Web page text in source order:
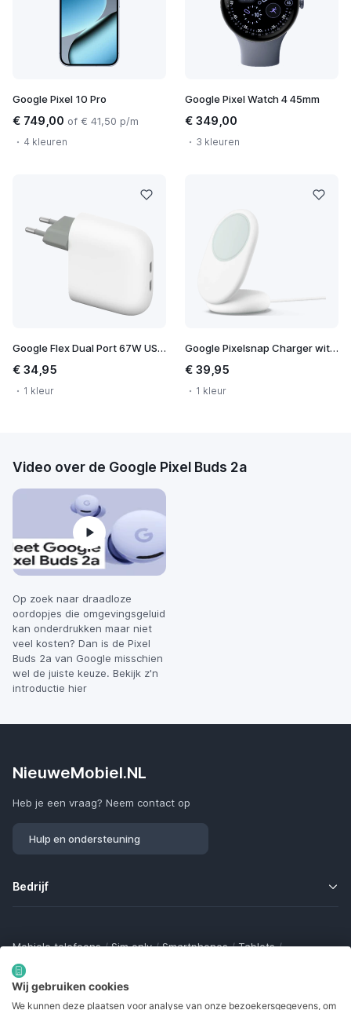
Google Pixel 10 Pro
€ 749,00 of € 41,50 p/m
4 kleuren
Google Pixel Watch 4 45mm
€ 349,00
3 kleuren
Google Flex Dual Port 67W USB-C Fast Charger
€ 34,95
1 kleur
Google Pixelsnap Charger with Stand
€ 39,95
1 kleur
Video over de Google Pixel Buds 2a
Op zoek naar draadloze
oordopjes die omgevingsgeluid
kan onderdrukken maar niet
veel kosten? Dan is de Pixel
Buds 2a van Google misschien
wel de juiste keuze. Bekijk z'n
introductie hier
NieuweMobiel.NL
Heb je een vraag? Neem contact op
Hulp en ondersteuning
Bedrijf
Mobiele telefoons / Sim only / Smartphones / Tablets /
Smartwatches
Bluetooth trackers / Opladers
Samsung Galaxy
Wij gebruiken cookies
We kunnen deze plaatsen voor analyse van onze bezoekersgegevens, om